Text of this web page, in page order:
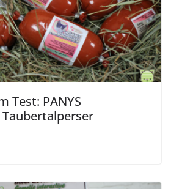
Test: PANYS
Taubertalperser